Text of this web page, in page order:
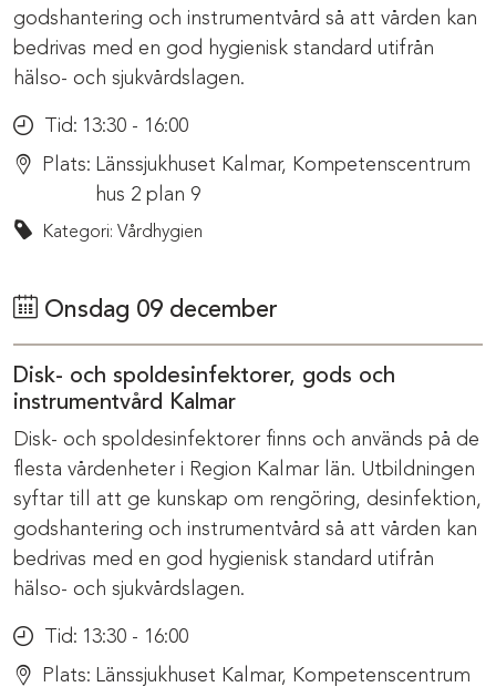
godshantering och instrumentvård så att vården kan
bedrivas med en god hygienisk standard utifrån
hälso- och sjukvårdslagen.
Tid: 13:30 - 16:00
Plats: Länssjukhuset Kalmar, Kompetenscentrum
hus 2 plan 9
Kategori: Vårdhygien
Onsdag 09 december
Disk- och spoldesinfektorer, gods och
instrumentvård Kalmar
Disk- och spoldesinfektorer finns och används på de
flesta vårdenheter i Region Kalmar län. Utbildningen
syftar till att ge kunskap om rengöring, desinfektion,
godshantering och instrumentvård så att vården kan
bedrivas med en god hygienisk standard utifrån
hälso- och sjukvårdslagen.
Tid: 13:30 - 16:00
Plats: Länssjukhuset Kalmar, Kompetenscentrum